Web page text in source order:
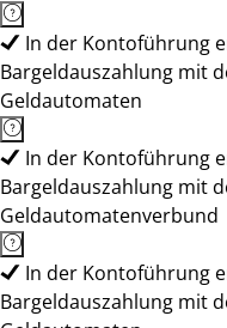
In der Kontoführung
Bargeldauszahlung mit
Geldautomaten
In der Kontoführung
Bargeldauszahlung mit
Geldautomatenverbund
In der Kontoführung
Bargeldauszahlung mit